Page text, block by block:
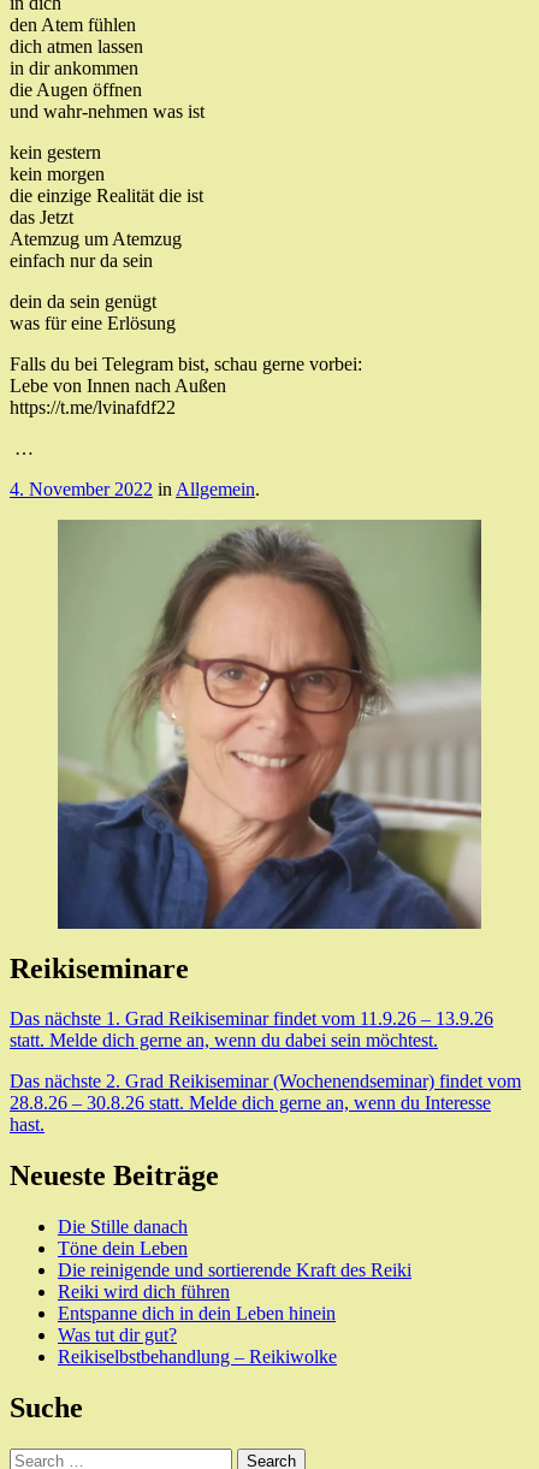
den Atem fühlen
dich atmen lassen
in dir ankommen
die Augen öffnen
und wahr-nehmen was ist
kein gestern
kein morgen
die einzige Realität die ist
das Jetzt
Atemzug um Atemzug
einfach nur da sein
dein da sein genügt
was für eine Erlösung
Falls du bei Telegram bist, schau gerne vorbei:
Lebe von Innen nach Außen
https://t.me/lvinafdf22
…
4. November 2022 in Allgemein.
Reikiseminare
Das nächste 1. Grad Reikiseminar findet vom 11.9.26 – 13.9.26
statt. Melde dich gerne an, wenn du dabei sein möchtest.
Das nächste 2. Grad Reikiseminar (Wochenendseminar) findet vom
28.8.26 – 30.8.26 statt. Melde dich gerne an, wenn du Interesse
hast.
Neueste Beiträge
Die Stille danach
Töne dein Leben
Die reinigende und sortierende Kraft des Reiki
Reiki wird dich führen
Entspanne dich in dein Leben hinein
Was tut dir gut?
Reikiselbstbehandlung – Reikiwolke
Suche
Search